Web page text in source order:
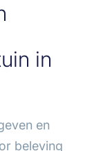
in
en
beleving